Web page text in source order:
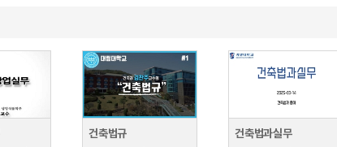
건축법규
건축법과실무